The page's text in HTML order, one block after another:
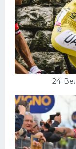
24.